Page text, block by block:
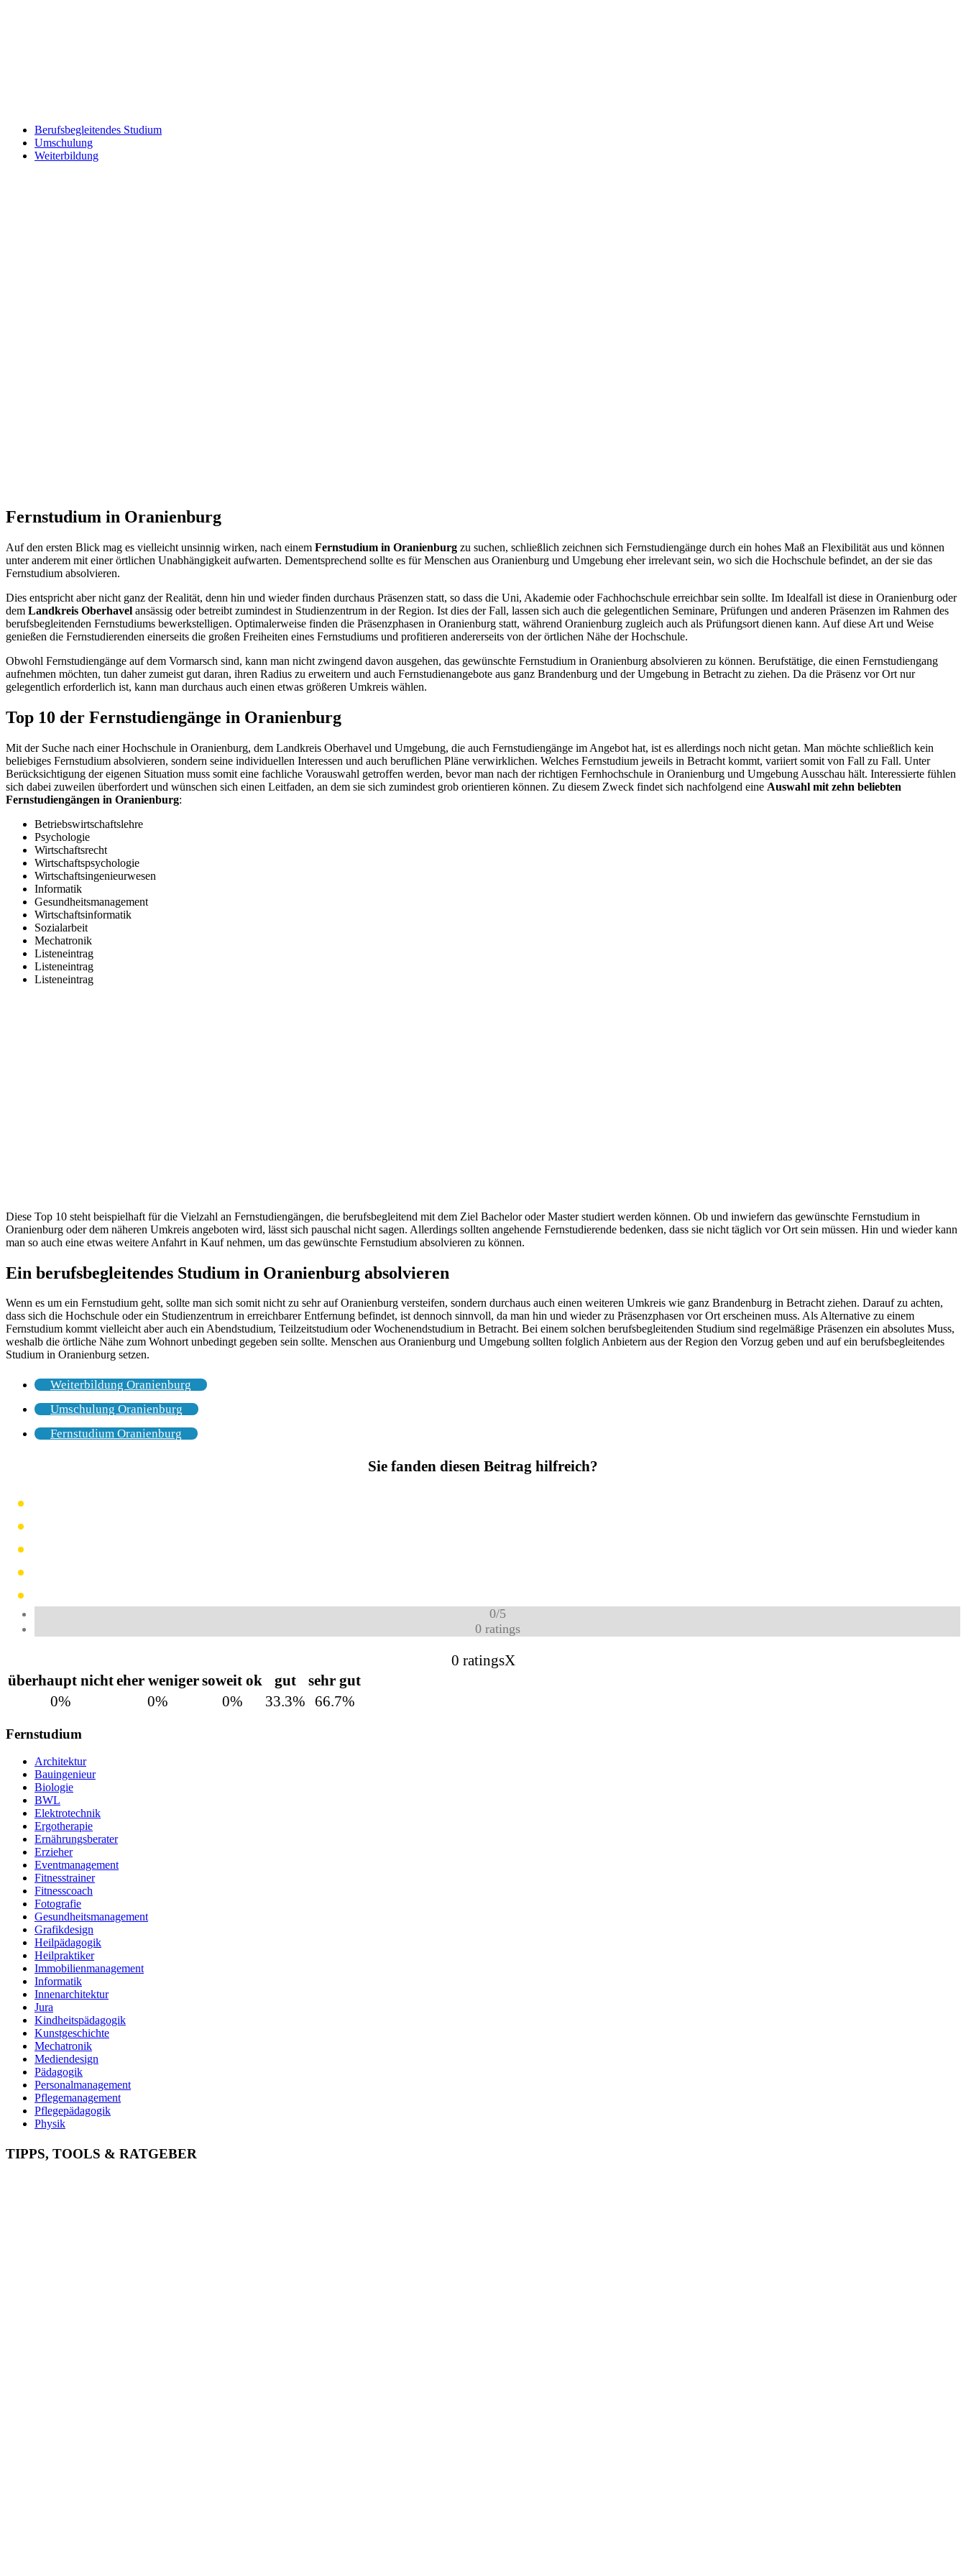
Berufsbegleitendes Studium
Umschulung
Weiterbildung
Fernstudium in Oranienburg
Auf den ersten Blick mag es vielleicht unsinnig wirken, nach einem Fernstudium in Oranienburg zu suchen, schließlich zeichnen sich Fernstudiengänge durch ein hohes Maß an Flexibilität aus und können
unter anderem mit einer örtlichen Unabhängigkeit aufwarten. Dementsprechend sollte es für Menschen aus Oranienburg und Umgebung eher irrelevant sein, wo sich die Hochschule befindet, an der sie das
Fernstudium absolvieren.
Dies entspricht aber nicht ganz der Realität, denn hin und wieder finden durchaus Präsenzen statt, so dass die Uni, Akademie oder Fachhochschule erreichbar sein sollte. Im Idealfall ist diese in Oranienburg oder
dem Landkreis Oberhavel ansässig oder betreibt zumindest in Studienzentrum in der Region. Ist dies der Fall, lassen sich auch die gelegentlichen Seminare, Prüfungen und anderen Präsenzen im Rahmen des
berufsbegleitenden Fernstudiums bewerkstelligen. Optimalerweise finden die Präsenzphasen in Oranienburg statt, während Oranienburg zugleich auch als Prüfungsort dienen kann. Auf diese Art und Weise
genießen die Fernstudierenden einerseits die großen Freiheiten eines Fernstudiums und profitieren andererseits von der örtlichen Nähe der Hochschule.
Obwohl Fernstudiengänge auf dem Vormarsch sind, kann man nicht zwingend davon ausgehen, das gewünschte Fernstudium in Oranienburg absolvieren zu können. Berufstätige, die einen Fernstudiengang
aufnehmen möchten, tun daher zumeist gut daran, ihren Radius zu erweitern und auch Fernstudienangebote aus ganz Brandenburg und der Umgebung in Betracht zu ziehen. Da die Präsenz vor Ort nur
gelegentlich erforderlich ist, kann man durchaus auch einen etwas größeren Umkreis wählen.
Top 10 der Fernstudiengänge in Oranienburg
Mit der Suche nach einer Hochschule in Oranienburg, dem Landkreis Oberhavel und Umgebung, die auch Fernstudiengänge im Angebot hat, ist es allerdings noch nicht getan. Man möchte schließlich kein
beliebiges Fernstudium absolvieren, sondern seine individuellen Interessen und auch beruflichen Pläne verwirklichen. Welches Fernstudium jeweils in Betracht kommt, variiert somit von Fall zu Fall. Unter
Berücksichtigung der eigenen Situation muss somit eine fachliche Vorauswahl getroffen werden, bevor man nach der richtigen Fernhochschule in Oranienburg und Umgebung Ausschau hält. Interessierte fühlen
sich dabei zuweilen überfordert und wünschen sich einen Leitfaden, an dem sie sich zumindest grob orientieren können. Zu diesem Zweck findet sich nachfolgend eine Auswahl mit zehn beliebten
Fernstudiengängen in Oranienburg:
Betriebswirtschaftslehre
Psychologie
Wirtschaftsrecht
Wirtschaftspsychologie
Wirtschaftsingenieurwesen
Informatik
Gesundheitsmanagement
Wirtschaftsinformatik
Sozialarbeit
Mechatronik
Listeneintrag
Listeneintrag
Listeneintrag
Diese Top 10 steht beispielhaft für die Vielzahl an Fernstudiengängen, die berufsbegleitend mit dem Ziel Bachelor oder Master studiert werden können. Ob und inwiefern das gewünschte Fernstudium in
Oranienburg oder dem näheren Umkreis angeboten wird, lässt sich pauschal nicht sagen. Allerdings sollten angehende Fernstudierende bedenken, dass sie nicht täglich vor Ort sein müssen. Hin und wieder kann
man so auch eine etwas weitere Anfahrt in Kauf nehmen, um das gewünschte Fernstudium absolvieren zu können.
Ein berufsbegleitendes Studium in Oranienburg absolvieren
Wenn es um ein Fernstudium geht, sollte man sich somit nicht zu sehr auf Oranienburg versteifen, sondern durchaus auch einen weiteren Umkreis wie ganz Brandenburg in Betracht ziehen. Darauf zu achten,
dass sich die Hochschule oder ein Studienzentrum in erreichbarer Entfernung befindet, ist dennoch sinnvoll, da man hin und wieder zu Präsenzphasen vor Ort erscheinen muss. Als Alternative zu einem
Fernstudium kommt vielleicht aber auch ein Abendstudium, Teilzeitstudium oder Wochenendstudium in Betracht. Bei einem solchen berufsbegleitenden Studium sind regelmäßige Präsenzen ein absolutes Muss,
weshalb die örtliche Nähe zum Wohnort unbedingt gegeben sein sollte. Menschen aus Oranienburg und Umgebung sollten folglich Anbietern aus der Region den Vorzug geben und auf ein berufsbegleitendes
Studium in Oranienburg setzen.
Weiterbildung Oranienburg
Umschulung Oranienburg
Fernstudium Oranienburg
Sie fanden diesen Beitrag hilfreich?
0/5
0ratings
0 ratingsX
überhaupt nichteher wenigersoweit ok gut
sehr gut
0%
0% 0% 33.3% 66.7%
Fernstudium
Architektur
Bauingenieur
Biologie
BWL
Elektrotechnik
Ergotherapie
Ernährungsberater
Erzieher
Eventmanagement
Fitnesstrainer
Fitnesscoach
Fotografie
Gesundheitsmanagement
Grafikdesign
Heilpädagogik
Heilpraktiker
Immobilienmanagement
Informatik
Innenarchitektur
Jura
Kindheitspädagogik
Kunstgeschichte
Mechatronik
Mediendesign
Pädagogik
Personalmanagement
Pflegemanagement
Pflegepädagogik
Physik
Psychologie
Psychotherapie
TIPPS, TOOLS & RATGEBER